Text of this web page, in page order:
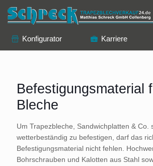
Konfigurator Karriere
Befestigungsmaterial
Bleche
Um Trapezbleche, Sandwichplatten & Co.
wetterbeständig zu befestigen, darf das
Befestigungsmaterial nicht fehlen.
Bohrschrauben und Kalotten aus Stahl